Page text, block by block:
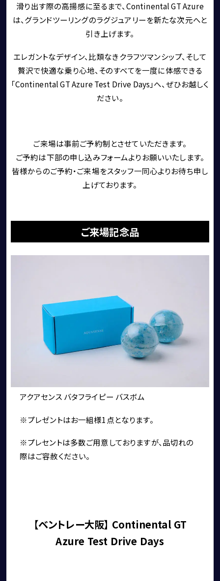
CORNES SELECTION 認定中古車
買取・査定
滑り出す際の高揚感に至るまで、Continental GT Azure
は、グランドツーリングのラグジュアリーを新たな次元へと
引き上げます。
エレガントなデザイン、比類なきクラフツマンシップ、そして
贅沢で快適な乗り心地、そのすべてを一度に体感できる
「Continental GT Azure Test Drive Days」へ、ぜひお越しく
ださい。
ご来場は事前ご予約制とさせていただきます。
ご予約は下部の申し込みフォームよりお願いいたします。
皆様からのご予約・ご来場をスタッフ一同心よりお待ち申し
上げております。
ご来場記念品
アクアセンス バタフライピー バスボム
※プレゼントはお一組様1点となります。
※プレセントは多数ご用意しておりますが、品切れの
際はご容赦ください。
【ベントレー大阪】 Continental GT
Azure Test Drive Days